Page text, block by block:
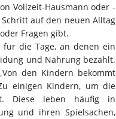
Vollzeit-Hausmann oder -
auf den neuen Alltag
Fragen gibt.
die Tage, an denen ein
und Nahrung bezahlt.
den Kindern bekommt
einigen Kindern, um die
Diese leben häufig in
und ihren Spielsachen,